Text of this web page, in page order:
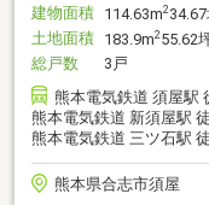
建物面積 114.63m2
土地面積 183.9m255.62
総戸数
3戸
熊本電気鉄道 須屋駅
熊本電気鉄道 新須屋駅
熊本電気鉄道 三ツ石駅
熊本県合志市須屋